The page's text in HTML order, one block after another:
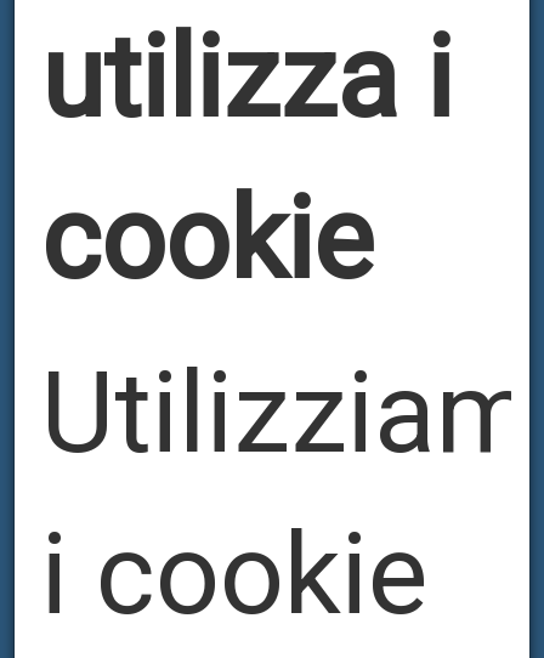
AUTOMATIZIRANI
STROJEVI FOR BOX
utilizza i
cookie
i cookie